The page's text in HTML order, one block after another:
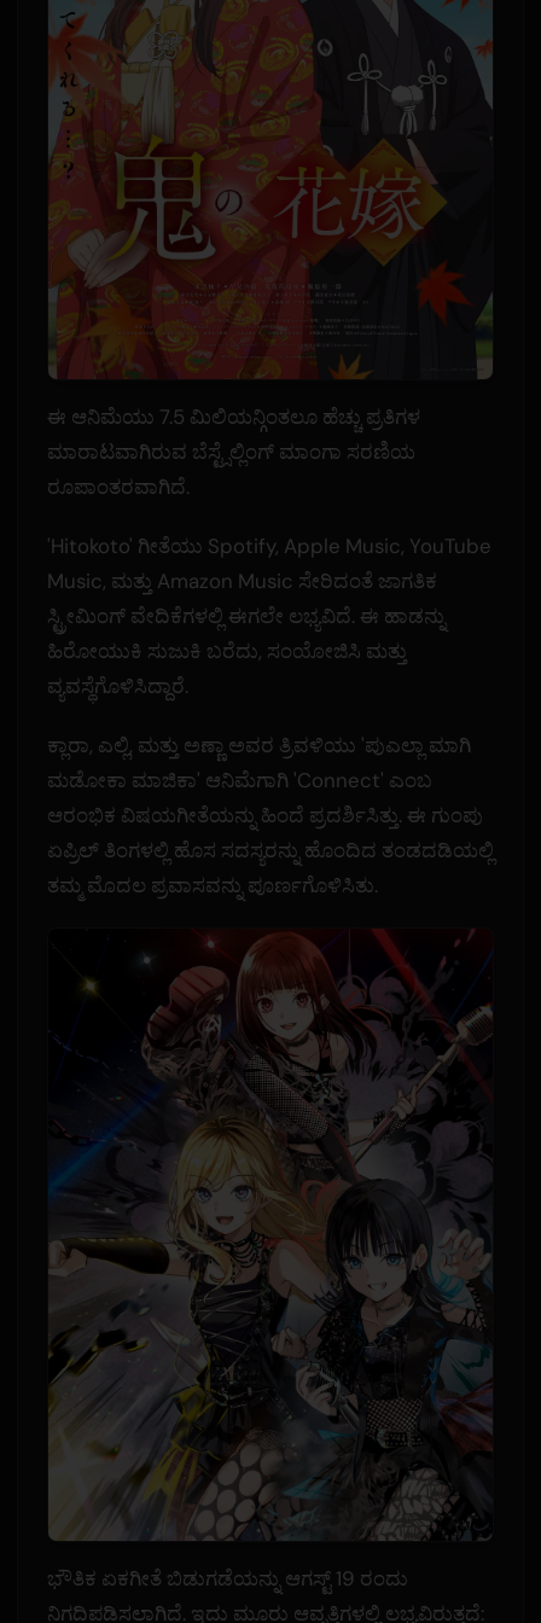
ಈ ಆನಿಮೆಯು 7.5 ಮಿಲಿಯನ್ಗಿಂತಲೂ ಹೆಚ್ಚು ಪ್ರತಿಗಳ
ಮಾರಾಟವಾಗಿರುವ ಬೆಸ್ಟ್ಸೆಲ್ಲಿಂಗ್ ಮಾಂಗಾ ಸರಣಿಯ
ರೂಪಾಂತರವಾಗಿದೆ.
'Hitokoto' ಗೀತೆಯು Spotify, Apple Music, YouTube
Music, ಮತ್ತು Amazon Music ಸೇರಿದಂತೆ ಜಾಗತಿಕ
ಸ್ಟ್ರೀಮಿಂಗ್ ವೇದಿಕೆಗಳಲ್ಲಿ ಈಗಲೇ ಲಭ್ಯವಿದೆ. ಈ ಹಾಡನ್ನು
ಹಿರೋಯುಕಿ ಸುಜುಕಿ ಬರೆದು, ಸಂಯೋಜಿಸಿ ಮತ್ತು
ವ್ಯವಸ್ಥೆಗೊಳಿಸಿದ್ದಾರೆ.
ಕ್ಲಾರಾ, ಎಲ್ಲಿ, ಮತ್ತು ಅಣ್ಣಾ ಅವರ ತ್ರಿವಳಿಯು 'ಪುಎಲ್ಲಾ ಮಾಗಿ
ಮಡೋಕಾ ಮಾಜಿಕಾ' ಆನಿಮೆಗಾಗಿ 'Connect' ಎಂಬ
ಆರಂಭಿಕ ವಿಷಯಗೀತೆಯನ್ನು ಹಿಂದೆ ಪ್ರದರ್ಶಿಸಿತ್ತು. ಈ ಗುಂಪು
ಏಪ್ರಿಲ್ ತಿಂಗಳಲ್ಲಿ ಹೊಸ ಸದಸ್ಯರನ್ನು ಹೊಂದಿದ ತಂಡದಡಿಯಲ್ಲಿ
ತಮ್ಮ ಮೊದಲ ಪ್ರವಾಸವನ್ನು ಪೂರ್ಣಗೊಳಿಸಿತು.
ಭೌತಿಕ ಏಕಗೀತೆ ಬಿಡುಗಡೆಯನ್ನು ಆಗಸ್ಟ್ 19 ರಂದು
ನಿಗದಿಪಡಿಸಲಾಗಿದೆ. ಇದು ಮೂರು ಆವೃತ್ತಿಗಳಲ್ಲಿ ಲಭ್ಯವಿರುತ್ತದೆ: